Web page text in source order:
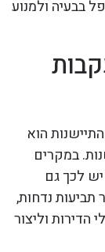
בבעיה ולמנוע
הוא
במקרים
לכך גם
נדחות,
וליצור